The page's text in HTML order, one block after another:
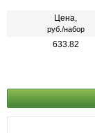
Цена,
руб./набор
633.82